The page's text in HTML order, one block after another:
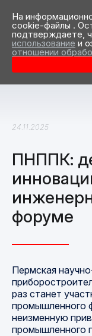
На
cookie-файлы .
подтверждаете,
использование и
отношении
24.11.2025
ПНППК:
форуме
Пермская
раз станет
промышленного
неизменную
промышленного